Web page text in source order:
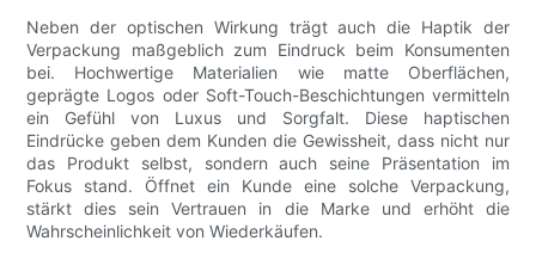
Neben der optischen Wirkung trägt auch die Haptik der
Verpackung maßgeblich zum Eindruck beim Konsumenten
bei. Hochwertige Materialien wie matte Oberflächen,
geprägte Logos oder Soft-Touch-Beschichtungen vermitteln
ein Gefühl von Luxus und Sorgfalt. Diese haptischen
Eindrücke geben dem Kunden die Gewissheit, dass nicht nur
das Produkt selbst, sondern auch seine Präsentation im
Fokus stand. Öffnet ein Kunde eine solche Verpackung,
stärkt dies sein Vertrauen in die Marke und erhöht die
Wahrscheinlichkeit von Wiederkäufen.